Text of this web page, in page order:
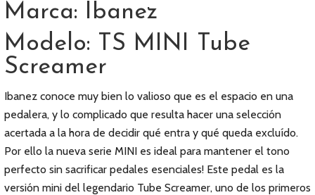
Marca: Ibanez
Modelo: TS MINI Tube
Screamer
Ibanez conoce muy bien lo valioso que es el espacio en una
pedalera, y lo complicado que resulta hacer una selección
acertada a la hora de decidir qué entra y qué queda excluído.
Por ello la nueva serie MINI es ideal para mantener el tono
perfecto sin sacrificar pedales esenciales! Este pedal es la
versión mini del legendario Tube Screamer, uno de los primeros